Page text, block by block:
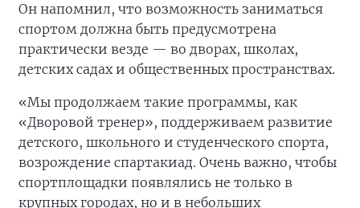
Он напомнил, что возможность заниматься
спортом должна быть предусмотрена
практически везде — во дворах, школах,
детских садах и общественных пространствах.
«Мы продолжаем такие программы, как
«Дворовой тренер», поддерживаем развитие
детского, школьного и студенческого спорта,
возрождение спартакиад. Очень важно, чтобы
спортплощадки появлялись не только в
крупных городах, но и в небольших